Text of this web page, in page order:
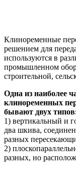
Клиноременные
решением для
используются в
промышленном
строительной,
Одна из наиболее
клиноременных
бывают двух
1) вертикальный и
два шкива,
разных
2)
разных, но